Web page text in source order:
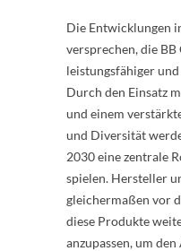
Die Entwicklungen
versprechen, die
leistungsfähiger
Durch den Einsatz
und einem
und Diversität
2030 eine zentrale
spielen. Hersteller
gleichermaßen vor
diese Produkte
anzupassen, um